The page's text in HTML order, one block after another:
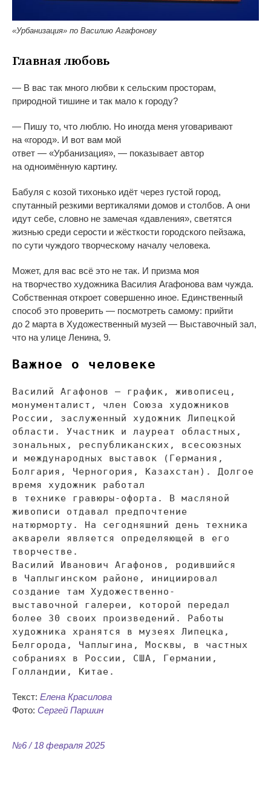
«Урбанизация» по Василию Агафонову
Главная любовь
— В вас так много любви к сельским просторам,
природной тишине и так мало к городу?
— Пишу то, что люблю. Но иногда меня уговаривают
на «город». И вот вам мой
ответ — «Урбанизация», — показывает автор
на одноимённую картину.
Бабуля с козой тихонько идёт через густой город,
спутанный резкими вертикалями домов и столбов. А они
идут себе, словно не замечая «давления», светятся
жизнью среди серости и жёсткости городского пейзажа,
по сути чуждого творческому началу человека.
Может, для вас всё это не так. И призма моя
на творчество художника Василия Агафонова вам чужда.
Собственная откроет совершенно иное. Единственный
способ это проверить — посмотреть самому: прийти
до 2 марта в Художественный музей — Выставочный зал,
что на улице Ленина, 9.
Важное о человеке
Василий Агафонов — график, живописец,
монументалист, член Союза художников
России, заслуженный художник Липецкой
области. Участник и
лауреат областных,
зональных, республиканских, всесоюзных
и
международных выставок (Германия,
Болгария, Черногория, Казахстан). Долгое
время художник работал
в
технике гравюры-офорта . В
масляной
живописи отдавал предпочтение
натюрморту. На
сегодняшний день техника
акварели является определяющей в
его
творчестве.
Василий Иванович Агафонов, родившийся
в
Чаплыгинском районе, инициировал
создание там Художественно-
выставочной
галереи, которой передал
более 30 своих произведений. Работы
художника хранятся в
музеях Липецка,
Белгорода, Чаплыгина, Москвы, в
частных
собраниях в
России, США, Германии,
Голландии, Китае.
Текст: Елена Красилова
Фото: Сергей Паршин
№6 / 18 февраля 2025